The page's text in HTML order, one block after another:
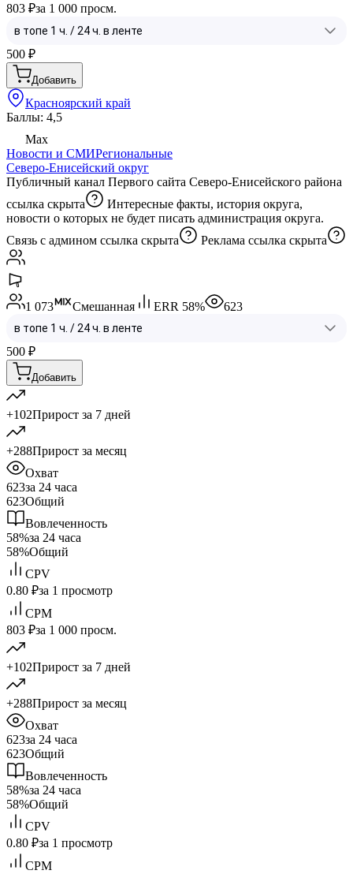
803 ₽за 1 000 просм.
500 ₽
Добавить
Красноярский край
Баллы: 4,5
Max
Новости и СМИРегиональные
Северо-Енисейский округ
Публичный канал Первого сайта Северо-Енисейского района
ссылка скрыта
Интересные факты, история округа,
новости о которых не будет писать администрация округа.
Связь с админом ссылка скрыта Реклама ссылка скрыта
1 073 Смешанная ERR 58% 623
500 ₽
Добавить
+102Прирост за 7 дней
+288Прирост за месяц
Охват
623за 24 часа
623Общий
Вовлеченность
58%за 24 часа
58%Общий
CPV
0.80 ₽за 1 просмотр
CPM
803 ₽за 1 000 просм.
+102Прирост за 7 дней
+288Прирост за месяц
Охват
623за 24 часа
623Общий
Вовлеченность
58%за 24 часа
58%Общий
CPV
0.80 ₽за 1 просмотр
CPM